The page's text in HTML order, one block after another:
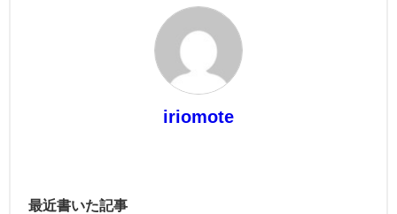
iriomote
最近書いた記事